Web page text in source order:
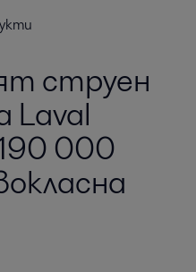
струен
Laval
000